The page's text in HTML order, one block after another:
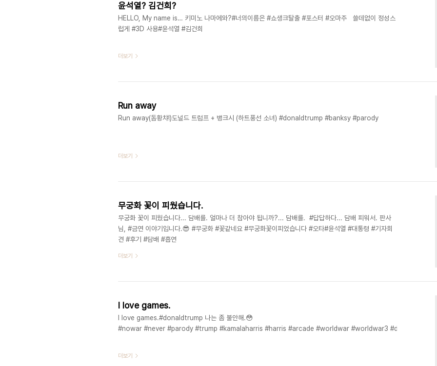
윤석열? 김건희?
HELLO, My name is… 키미노 나마에와?#너의이름은 #쇼생크탈출 #포스터 #오마주 쓸데없이 정성스
럽게 #3D 사용#윤석열 #김건희
더보기
Run away
Run away(돔황챠!)​도널드 트럼프 + 뱅크시 (하트풍선 소녀) #donaldtrump #banksy #parody
더보기
무궁화 꽃이 피웠습니다.
무궁화 꽃이 피웠습니다... 담배를. 얼마나 더 참아야 됩니까?... 담배를. ​ #답답하다... 담배 피워서. 판사
님, #금연 이야기입니다.😎 #무궁화 #꽃같네요 #무궁화꽃이피었습니다 #오타#윤석열 #대통령 #기자회
견 #후기 #담배 #흡연
더보기
I love games.
I love games.#donaldtrump 나는 좀 불안해.😳
#nowar #never #parody #trump #kamalaharris #harris #arcade #worldwar #worldwar3
더보기